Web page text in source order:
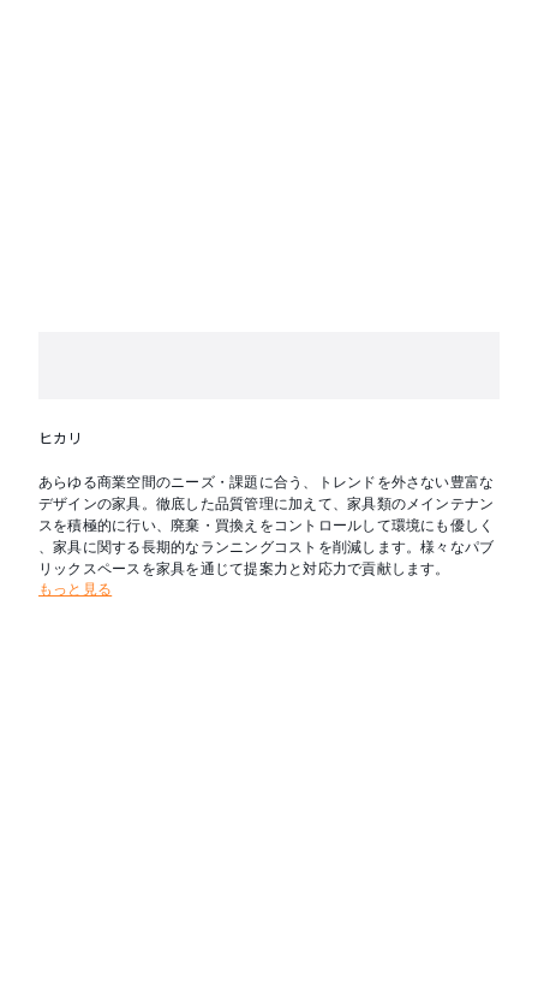
ヒカリ
あらゆる商業空間のニーズ・課題に合う、トレンドを外さない豊富な
デザインの家具。徹底した品質管理に加えて、家具類のメインテナン
スを積極的に行い、廃棄・買換えをコントロールして環境にも優しく
、家具に関する長期的なランニングコストを削減します。様々なパブ
リックスペースを家具を通じて提案力と対応力で貢献します。
もっと見る